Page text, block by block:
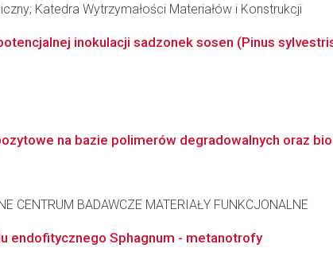
Katedra Wytrzymałości Materiałów i Konstrukcji
inokulacji sadzonek sosen (Pinus
na bazie polimerów degradowalnych oraz
CENTRUM BADAWCZE MATERIAŁY FUNKCJONALNE
endofitycznego Sphagnum - metanotrofy